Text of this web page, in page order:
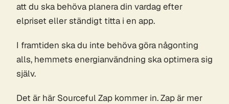
att du ska behöva planera din vardag efter
elpriset eller ständigt titta i en app.
I framtiden ska du inte behöva göra någonting
alls, hemmets energianvändning ska optimera sig
själv.
Det är här Sourceful Zap kommer in. Zap är mer